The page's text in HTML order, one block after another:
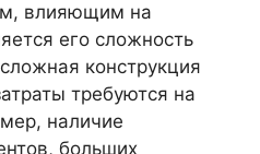
влияющим на
его сложность
конструкция
требуются на
наличие
больших